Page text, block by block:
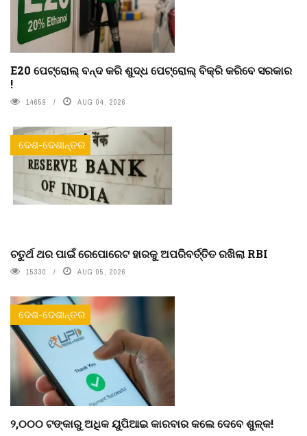
E20 ପେଟ୍ରୋଲ୍ ବନ୍ଦ କରି ଶୁଦ୍ଧ ପେଟ୍ରୋଲ୍ ବିକ୍ରି କରିବେ ସରକାର
!
14659 AUG 04, 2026
ଦେଶ-ଦେଶାନ୍ତର
ଚତୁର୍ଥ ଥର ପାଇଁ ରେପୋରେଟ ହାରକୁ ଅପରିବର୍ତ୍ତିତ ରଖିଲା RBI
15330 AUG 05, 2026
ଦେଶ-ଦେଶାନ୍ତର
୨,୦୦୦ ଟଙ୍କାରୁ ଅଧିକ ୟୁପିଆଇ କାରବାର କଲେ ଦେବେ ଶୁଳ୍କ!